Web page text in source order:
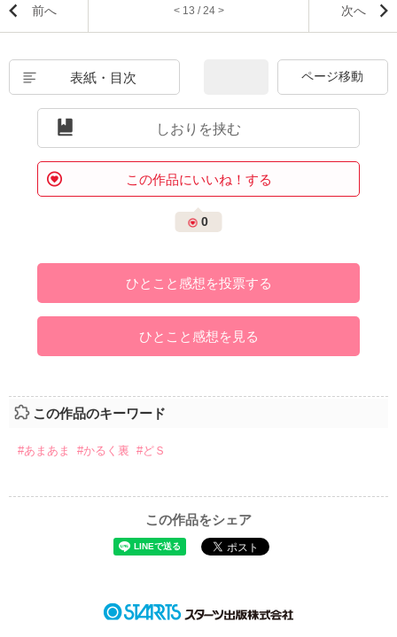
前へ < 13 / 24 > 次へ
表紙・目次
しおりを挟む
この作品にいいね！する
0
ひとこと感想を投票する
ひとこと感想を見る
この作品のキーワード
#あまあま #かるく裏 #どＳ
この作品をシェア